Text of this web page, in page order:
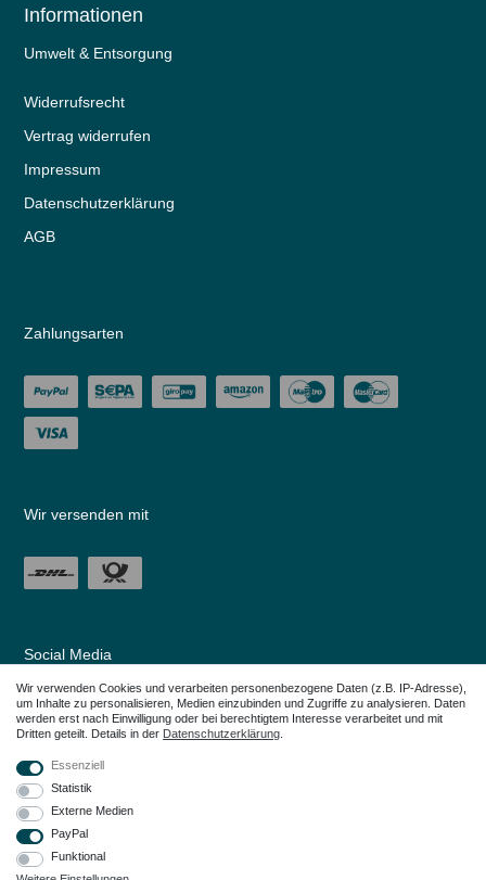
Informationen
Umwelt & Entsorgung
Widerrufs­recht
Vertrag widerrufen
Impressum
Daten­schutz­erklärung
AGB
Zahlungsarten
Wir versenden mit
Social Media
Wir verwenden Cookies und verarbeiten personenbezogene Daten (z.B. IP-Adresse),
um Inhalte zu personalisieren, Medien einzubinden und Zugriffe zu analysieren. Daten
werden erst nach Einwilligung oder bei berechtigtem Interesse verarbeitet und mit
Dritten geteilt. Details in der Daten­schutz­erklärung
Essenziell
Statistik
Externe Medien
PayPal
Funktional